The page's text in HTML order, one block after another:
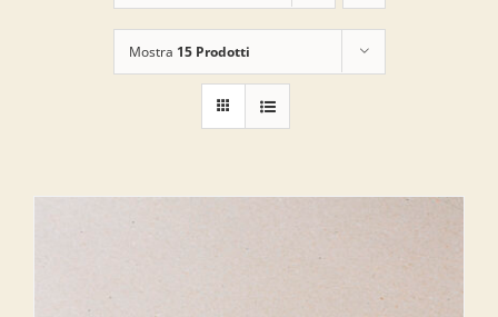
Mostra 15 Prodotti